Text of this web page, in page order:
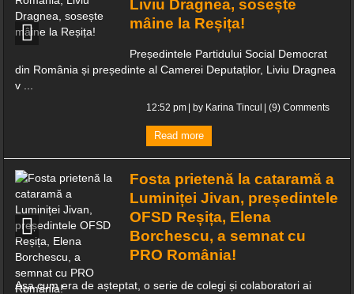
Liviu Dragnea, sosește
mâine la Reșița!
Președintele Partidului Social Democrat
din România și președinte al Camerei Deputaților, Liviu Dragnea
v ...
12:52 pm | by Karina Tincul (9) Comments
Read more
Fosta prietenă la cataramă a
Luminiței Jivan, președintele
OFSD Reșița, Elena
Borchescu, a semnat cu
PRO România!
Așa cum era de așteptat, o serie de colegi și colaboratori ai